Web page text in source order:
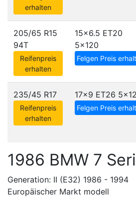
erhalten
205/65 R15
94T
Reifenpreis
erhalten
15x6.5 ET20
5x120
Felgen Preis
235/45 R17
Reifenpreis
erhalten
17x9 ET26
Felgen Preis
1986 BMW 7
Generation: II (E32) 1986 - 1994
Europäischer Markt modell